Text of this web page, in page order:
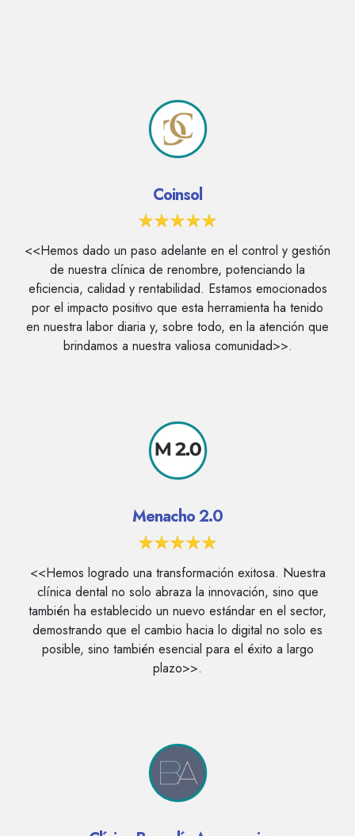
Coinsol
<<Hemos dado un paso adelante en el control y gestión
de nuestra clínica de renombre, potenciando la
eficiencia, calidad y rentabilidad. Estamos emocionados
por el impacto positivo que esta herramienta ha tenido
en nuestra labor diaria y, sobre todo, en la atención que
brindamos a nuestra valiosa comunidad>>.
Menacho 2.0
<<Hemos logrado una transformación exitosa. Nuestra
clínica dental no solo abraza la innovación, sino que
también ha establecido un nuevo estándar en el sector,
demostrando que el cambio hacia lo digital no solo es
posible, sino también esencial para el éxito a largo
plazo>>.